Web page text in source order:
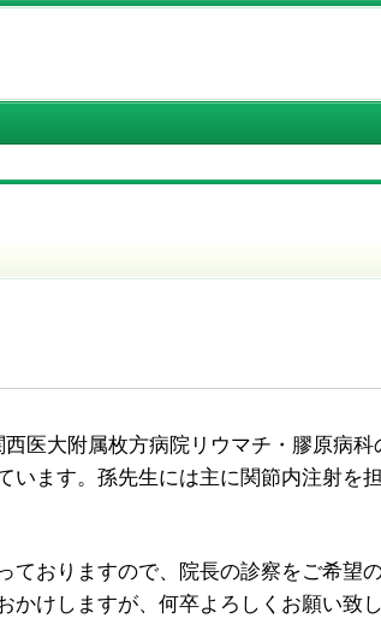
医大附属枚方病院リウマチ・膠原病科
います。孫先生には主に関節内注射を
ておりますので、院長の診察をご希望
けしますが、何卒よろしくお願い致し